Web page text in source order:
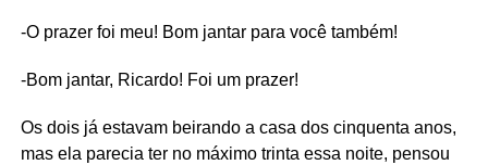
-O prazer foi meu! Bom jantar para você também!
-Bom jantar, Ricardo! Foi um prazer!
Os dois já estavam beirando a casa dos cinquenta anos,
mas ela parecia ter no máximo trinta essa noite, pensou